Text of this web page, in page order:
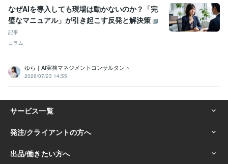
なぜAIを導入しても現場は動かないのか？「完
璧なマニュアル」が引き起こす反発と解決策
記事
コラム
ゆら｜AI実務マネジメントコンサルタント
2026/07/23 14:55